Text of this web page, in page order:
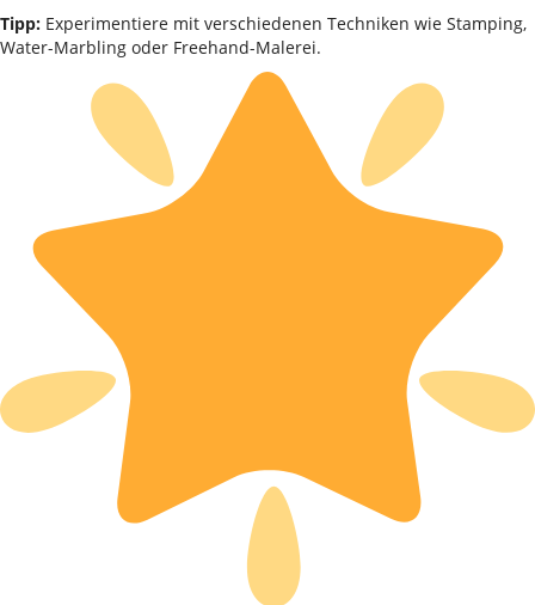
Tipp: Experimentiere mit verschiedenen Techniken wie Stamping,
Water-Marbling oder Freehand-Malerei.